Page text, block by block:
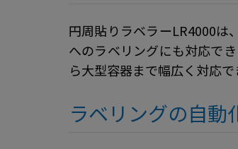
円周貼りラベラーLR4000は
へのラベリングにも対応で
ら大型容器まで幅広く対応で
ラベリングの自動